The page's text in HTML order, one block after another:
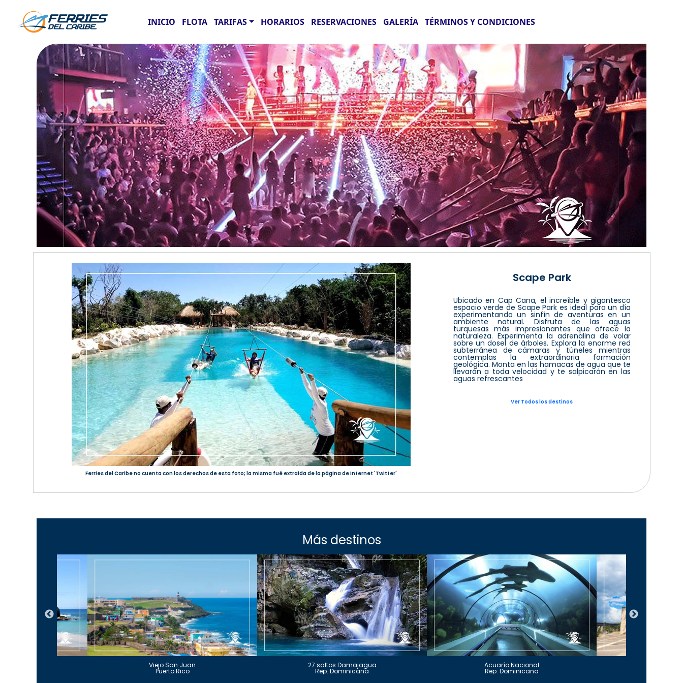
INICIO FLOTA TARIFAS HORARIOS RESERVACIONES GALERÍA TÉRMINOS Y CONDICIONES
Ferries del Caribe no cuenta con los derechos de esta foto; la misma fué extraida de la página de Internet 'Twitter'
Scape Park
Ubicado en Cap Cana, el increíble y gigantesco
espacio verde de Scape Park es ideal para un día
experimentando un sinfín de aventuras en un
ambiente natural. Disfruta de las aguas
turquesas más impresionantes que ofrece la
naturaleza. Experimenta la adrenalina de volar
sobre un dosel de árboles. Explora la enorme red
subterránea de cámaras y túneles mientras
contemplas la extraordinaria formación
geológica. Monta en las hamacas de agua que te
llevarán a toda velocidad y te salpicarán en las
aguas refrescantes
Ver Todos los destinos
Más destinos
Viejo San Juan
Puerto Rico
27 saltos Damajagua
Rep. Dominicana
Acuarío Nacional
Rep. Dominicana